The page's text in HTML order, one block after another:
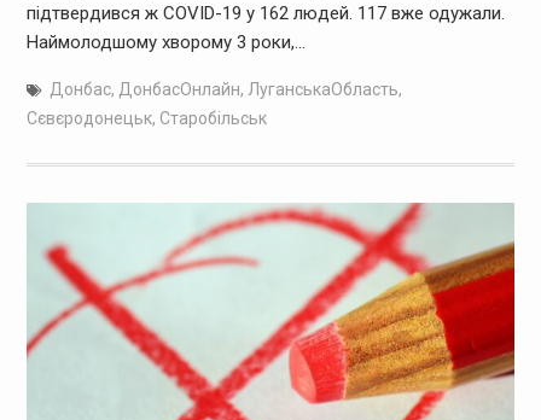
підтвердився ж COVID-19 у 162 людей. 117 вже одужали.
Наймолодшому хворому 3 роки,…
Донбас, ДонбасОнлайн, ЛуганськаОбласть,
Сєвєродонецьк, Старобільськ